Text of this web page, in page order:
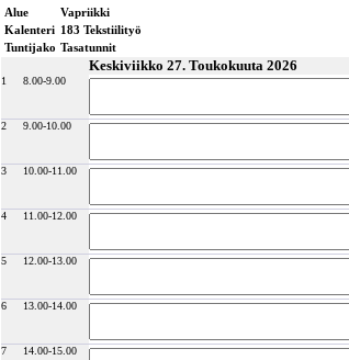
Alue
Vapriikki
Kalenteri 183 Tekstiilityö
Tuntijako Tasatunnit
Keskiviikko 27. Toukokuuta 2026
1 8.00-9.00
2 9.00-10.00
3 10.00-11.00
4 11.00-12.00
5 12.00-13.00
6 13.00-14.00
7 14.00-15.00